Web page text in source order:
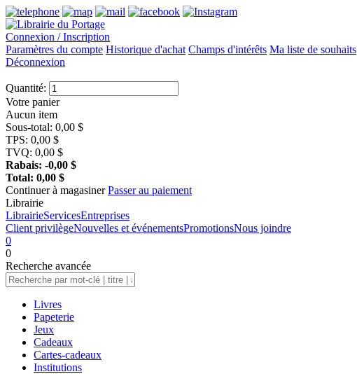
Connexion / Inscription
Paramètres du compte Historique d'achat Champs d'intérêts Ma liste de souhaits
Déconnexion
Quantité:
Votre panier
Aucun item
Sous-total: 0,00 $
TPS: 0,00 $
TVQ: 0,00 $
Rabais: -0,00 $
Total: 0,00 $
Continuer à magasiner Passer au paiement
Librairie
LibrairieServicesEntreprises
Client privilègeNouvelles et événementsPromotionsNous joindre
0
0
Recherche avancée
Livres
Papeterie
Jeux
Cadeaux
Cartes-cadeaux
Institutions